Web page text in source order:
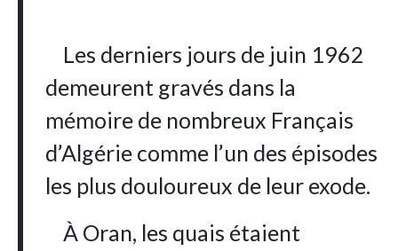
Les derniers jours de juin 1962
demeurent gravés dans la
mémoire de nombreux Français
d’Algérie comme l’un des épisodes
les plus douloureux de leur exode.
À Oran, les quais étaient